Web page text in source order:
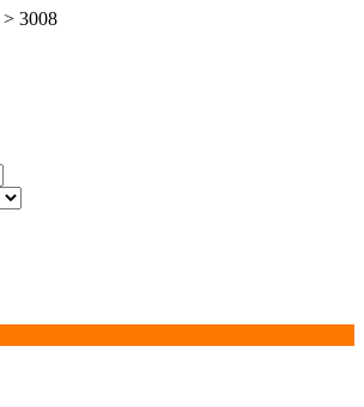
> 3008